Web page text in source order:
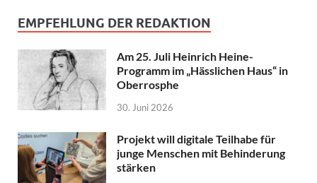
EMPFEHLUNG DER REDAKTION
Am 25. Juli Heinrich Heine-
Programm im „Hässlichen Haus“ in
Oberrosphe
30. Juni 2026
Projekt will digitale Teilhabe für
junge Menschen mit Behinderung
stärken